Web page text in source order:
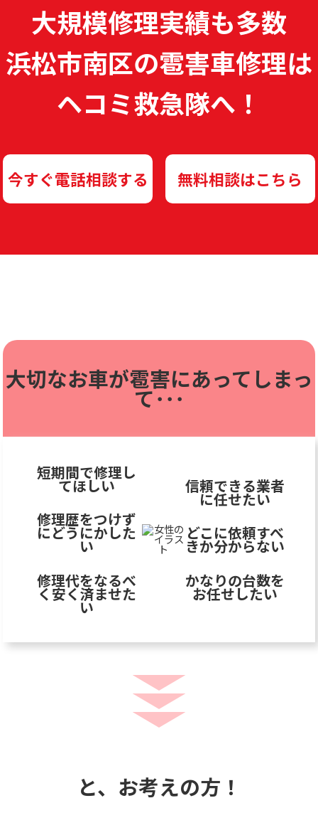
大規模修理実績も多数
浜松市南区の雹害車修理は
ヘコミ救急隊へ！
今すぐ電話相談する 無料相談はこちら
大切なお車が雹害にあってしまっ
て･･･
短期間で修理し
てほしい
修理歴をつけず
にどうにかした
い
修理代をなるべ
く安く済ませた
い
信頼できる業者
に任せたい
どこに依頼すべ
きか分からない
かなりの台数を
お任せしたい
と、お考えの方！